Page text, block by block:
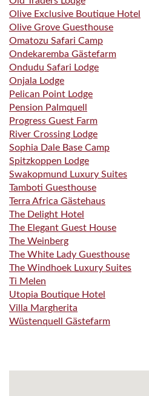
Olive Exclusive Boutique Hotel
Olive Grove Guesthouse
Omatozu Safari Camp
Ondekaremba Gästefarm
Ondudu Safari Lodge
Onjala Lodge
Pelican Point Lodge
Pension Palmquell
Progress Guest Farm
River Crossing Lodge
Sophia Dale Base Camp
Spitzkoppen Lodge
Swakopmund Luxury Suites
Tamboti Guesthouse
Terra Africa Gästehaus
The Delight Hotel
The Elegant Guest House
The Weinberg
The White Lady Guesthouse
The Windhoek Luxury Suites
Ti Melen
Utopia Boutique Hotel
Villa Margherita
Wüstenquell Gästefarm